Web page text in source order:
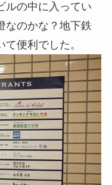
ルの中に入ってい
なのかな？地下鉄
便利でした。